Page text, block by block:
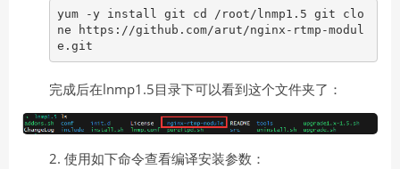
yum -y install git cd /root/lnmp1.5 git clo
ne https://github.com/arut/nginx-rtmp-modul
e.git
完成后在lnmp1.5目录下可以看到这个文件夹了：
2. 使用如下命令查看编译安装参数：